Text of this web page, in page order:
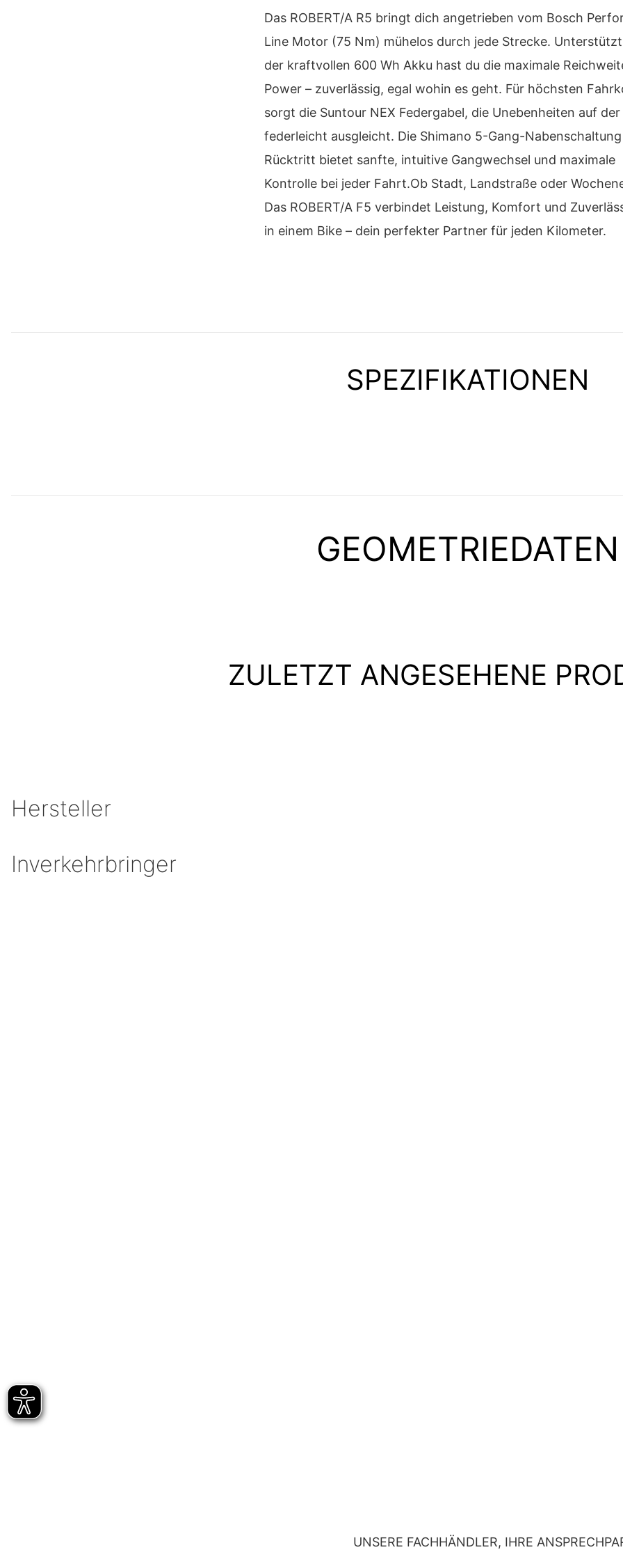
Das ROBERT/A R5 bringt dich angetrieben vom Bosch
Line Motor (75 Nm) mühelos durch jede Strecke.
der kraftvollen 600 Wh Akku hast du die maximale
Power – zuverlässig, egal wohin es geht. Für höchsten
sorgt die Suntour NEX Federgabel, die Unebenheiten auf
federleicht ausgleicht. Die Shimano 5-Gang-
Rücktritt bietet sanfte, intuitive Gangwechsel und maximale
Kontrolle bei jeder Fahrt.Ob Stadt, Landstraße oder
Das ROBERT/A F5 verbindet Leistung, Komfort und
in einem Bike – dein perfekter Partner für jeden Kilometer.
SPEZIFIKATIONEN
GEOMETRIEDATEN
ZULETZT ANGESEHENE
Hersteller
Inverkehrbringer
UNSERE FACHHÄNDLER, IHRE